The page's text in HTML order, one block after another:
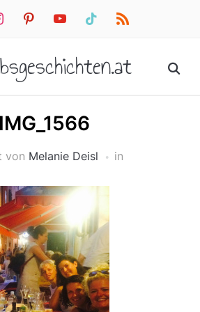
pinterestyoutube tiktok rss
IMG_1566
von Melanie Deisl in